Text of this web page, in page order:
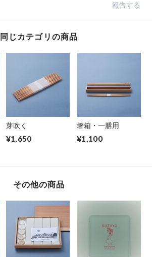
報告する
同じカテゴリの商品
芽吹く
¥1,650
箸箱・一膳用
¥1,100
その他の商品